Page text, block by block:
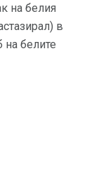
на белия
в
на белите